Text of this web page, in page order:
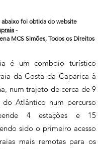
abaixo foi obtida do website
-
MCS Simões, Todos os Direitos
é um comboio turístico
da Costa da Caparica à
num trajeto de cerca de 9
Atlântico num percurso
4 estações e 15
sido o primeiro acesso
mais remotas para os